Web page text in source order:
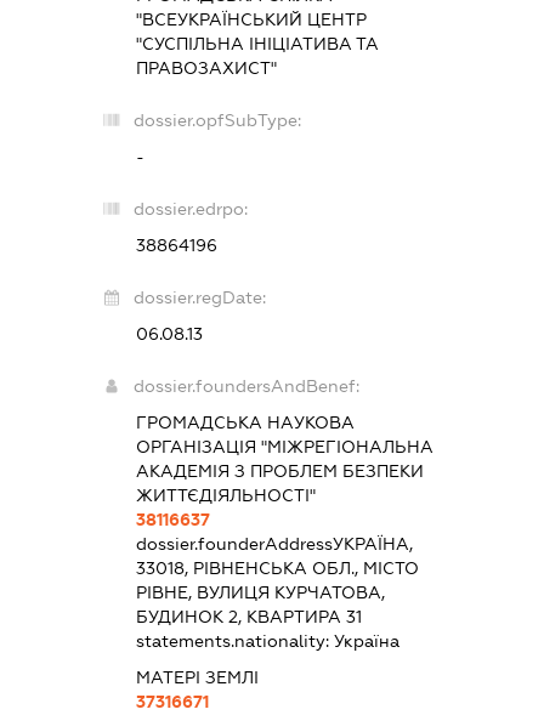
"ВСЕУКРАЇНСЬКИЙ ЦЕНТР
"СУСПІЛЬНА ІНІЦІАТИВА ТА
ПРАВОЗАХИСТ"
dossier.opfSubType:
-
dossier.edrpo:
38864196
dossier.regDate:
06.08.13
dossier.foundersAndBenef:
ГРОМАДСЬКА НАУКОВА
ОРГАНІЗАЦІЯ "МІЖРЕГІОНАЛЬНА
АКАДЕМІЯ З ПРОБЛЕМ БЕЗПЕКИ
ЖИТТЄДІЯЛЬНОСТІ"
38116637
dossier.founderAddressУКРАЇНА,
33018, РІВНЕНСЬКА ОБЛ., МІСТО
РІВНЕ, ВУЛИЦЯ КУРЧАТОВА,
БУДИНОК 2, КВАРТИРА 31
statements.nationality:Україна
МАТЕРІ ЗЕМЛІ
37316671